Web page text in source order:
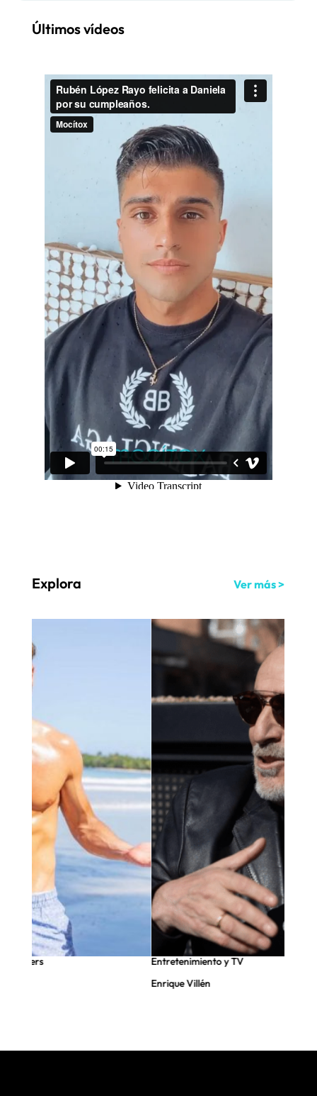
Últimos vídeos
Explora Ver más >
Entretenimiento y TV
Enrique Villén